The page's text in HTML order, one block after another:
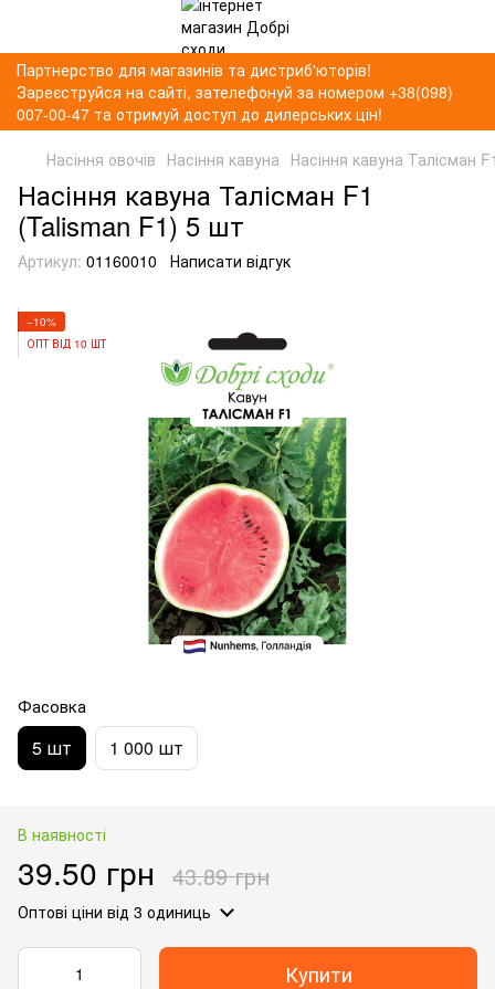
Партнерство для магазинів та дистриб'юторів!
Зареєструйся на сайті, зателефонуй за номером +38(098)
007-00-47 та отримуй доступ до дилерських цін!
Насіння овочів Насіння кавуна Насіння кавуна Талісман
Насіння кавуна Талісман F1
(Talisman F1) 5 шт
Артикул: 01160010 Написати відгук
−10%
ОПТ ВІД 10 ШТ
Фасовка
5 шт 1 000 шт
В наявності
39.50 грн 43.89 грн
Оптові ціни від 3 одиниць
Купити